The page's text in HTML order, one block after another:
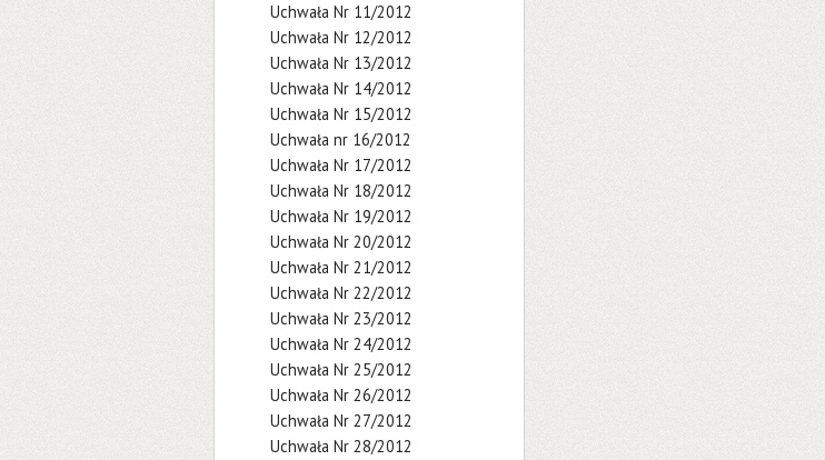
Uchwała Nr 11/2012
Uchwała Nr 12/2012
Uchwała Nr 13/2012
Uchwała Nr 14/2012
Uchwała Nr 15/2012
Uchwała nr 16/2012
Uchwała Nr 17/2012
Uchwała Nr 18/2012
Uchwała Nr 19/2012
Uchwała Nr 20/2012
Uchwała Nr 21/2012
Uchwała Nr 22/2012
Uchwała Nr 23/2012
Uchwała Nr 24/2012
Uchwała Nr 25/2012
Uchwała Nr 26/2012
Uchwała Nr 27/2012
Uchwała Nr 28/2012